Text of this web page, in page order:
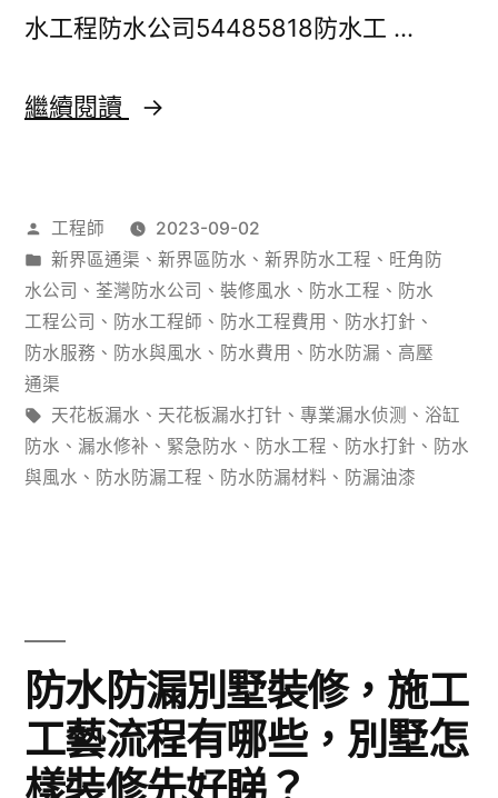
屋
滲
水工程防水公司54485818防水工 …
繼續閱讀
香
水
工
程：
建
築
保
護
作
者：
工程師
2023-09-02
分
類：
新界區通渠 、 新界區防水 、 新界防水工程 、 旺角防
水公司 、 荃灣防水公司 、 裝修風水 、 防水工程 、 防水
工程公司 、 防水工程師 、 防水工程費用 、 防水打針 、
防水服務 、 防水與風水 、 防水費用 、 防水防漏 、 高壓
通渠
標
籤:
天花板漏水 、 天花板漏水打针 、 專業漏水侦测 、 浴缸
防水 、 漏水修补 、 緊急防水 、 防水工程 、 防水打針 、 防水
與風水 、 防水防漏工程 、 防水防漏材料 、 防漏油漆
防水防漏別墅裝修，施工
工藝流程有哪些，別墅怎
樣裝修先好睇？